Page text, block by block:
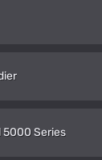
5000 Series